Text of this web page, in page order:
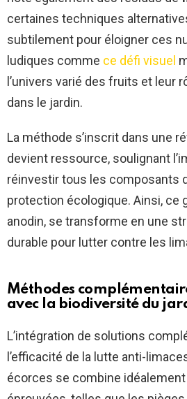
certaines techniques
subtilement pour éloigner ces
ludiques comme ce défi visuel
l’univers varié des fruits et leur
dans le jardin.
La méthode s’inscrit dans une
devient ressource, soulignant
réinvestir tous les composants
protection écologique. Ainsi, ce
anodin, se transforme en une
durable pour lutter contre les
Méthodes
avec la biodiversité du
L’intégration de solutions
l’efficacité de la lutte anti-
écorces se combine